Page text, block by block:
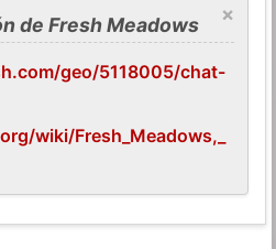
×
de Fresh Meadows
geo/5118005/chat-
wiki/Fresh_Meadows,_